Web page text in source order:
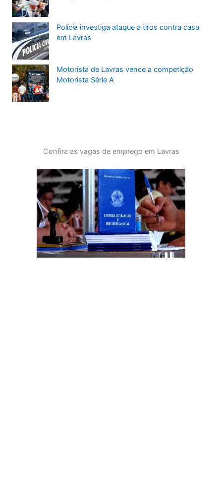
Polícia investiga ataque a tiros contra casa
em Lavras
Motorista de Lavras vence a competição
Motorista Série A
Confira as vagas de emprego em Lavras